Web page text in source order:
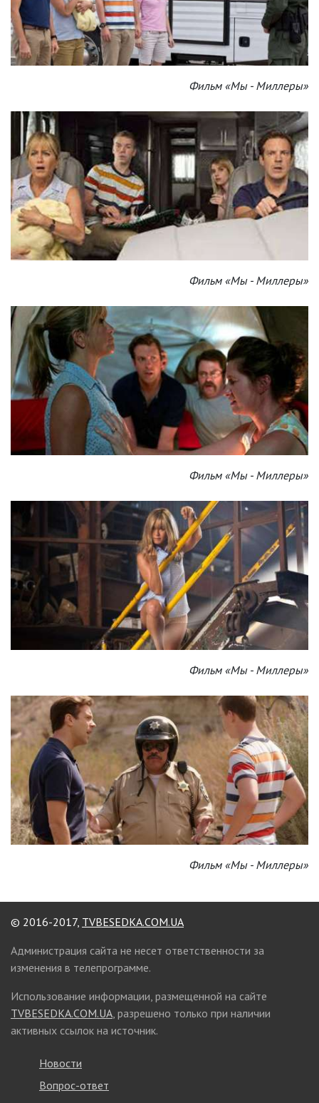
Фильм «Мы - Миллеры»
Фильм «Мы - Миллеры»
Фильм «Мы - Миллеры»
Фильм «Мы - Миллеры»
Фильм «Мы - Миллеры»
© 2016-2017, TVBESEDKA.COM.UA
Администрация сайта не несет ответственности за
изменения в телепрограмме.
Использование информации, размещенной на сайте
TVBESEDKA.COM.UA, разрешено только при наличии
активных ссылок на источник.
Новости
Вопрос-ответ